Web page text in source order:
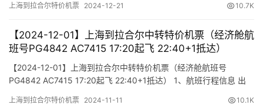
(Flight) (class) (Departure Time) (Arrival Time) 出发(…
上海到拉合尔特价机票 2024-12-21 10.7K
【2024-12-01】上海到拉合尔中转特价机票（经济舱航
班号PG4842 AC7415 17:20起飞 22:40+1抵达）
【2024-12-01】上海到拉合尔中转特价机票（经济舱航班号
PG4842 AC7415 17:20起飞 22:40+1抵达） 1、航班行程信息 出
(Departure/Arrival) (Flight) (class) (Departure Time) (Arrival
上海到拉合尔特价机票 2024-11-11 10.1K